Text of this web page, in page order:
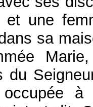
une
sa
du
à